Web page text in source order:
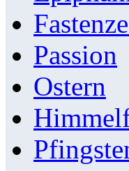
Passion
Ostern